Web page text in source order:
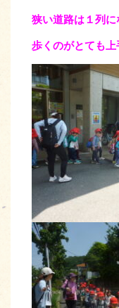
狭い道路は１列
歩くのがとても